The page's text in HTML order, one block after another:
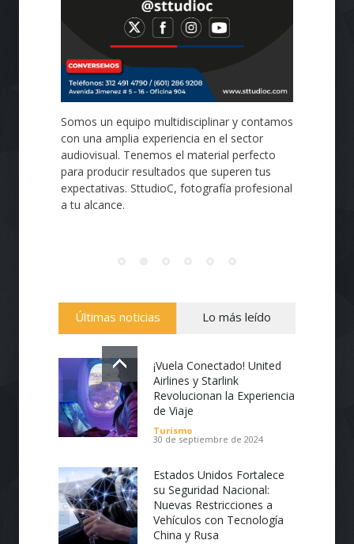
Somos un equipo multidisciplinar y contamos
con una amplia experiencia en el sector
audiovisual. Tenemos el material perfecto
para producir resultados que superen tus
expectativas. SttudioC, fotografía profesional
a tu alcance.
Últimas noticias Lo más leído
¡Vuela Conectado! United
Airlines y Starlink
Revolucionan la Experiencia
de Viaje
Turismo
30 de septiembre de 2024
Estados Unidos Fortalece
su Seguridad Nacional:
Nuevas Restricciones a
Vehículos con Tecnología
China y Rusa